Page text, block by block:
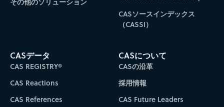
CASソースインデックス
（CASSI）
CASデータ
CAS REGISTRY®
CAS Reactions
CAS References
CASについて
CASの沿革
採用情報
CAS Future Leaders